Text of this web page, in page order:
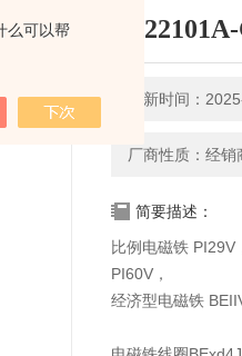
么可以帮
更新时间：
厂商性质：经销
简要描述：
比例电磁铁 PI29V
PI60V，
经济型电磁铁